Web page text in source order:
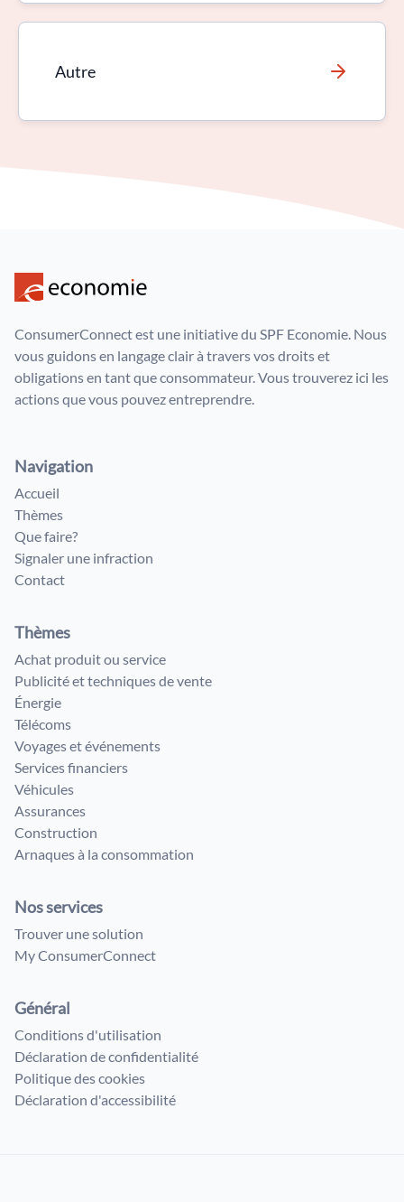
Autre
ConsumerConnect est une initiative du SPF Economie. Nous
vous guidons en langage clair à travers vos droits et
obligations en tant que consommateur. Vous trouverez ici les
actions que vous pouvez entreprendre.
Navigation
Accueil
Thèmes
Que faire?
Signaler une infraction
Contact
Thèmes
Achat produit ou service
Publicité et techniques de vente
Énergie
Télécoms
Voyages et événements
Services financiers
Véhicules
Assurances
Construction
Arnaques à la consommation
Nos services
Trouver une solution
My ConsumerConnect
Général
Conditions d'utilisation
Déclaration de confidentialité
Politique des cookies
Déclaration d'accessibilité